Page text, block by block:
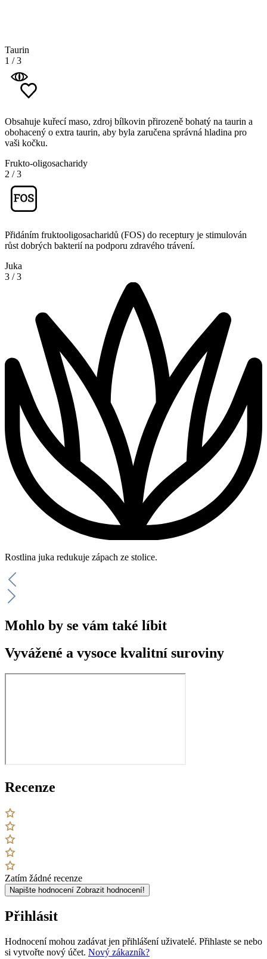
Taurin
1 /3
Obsahuje kuřecí maso, zdroj bílkovin přirozeně bohatý na taurin a
obohacený o extra taurin, aby byla zaručena správná hladina pro
vaši kočku.
Frukto-oligosacharidy
2 /3
Přidáním fruktooligosacharidů (FOS) do receptury je stimulován
růst dobrých bakterií na podporu zdravého trávení.
Juka
3 /3
Rostlina juka redukuje zápach ze stolice.
Mohlo by se vám také líbit
Vyvážené a vysoce kvalitní suroviny
Recenze
Zatím žádné recenze
Napište hodnocení Zobrazit hodnocení!
Přihlásit
Hodnocení mohou zadávat jen přihlášení uživatelé. Přihlaste se nebo
si vytvořte nový účet. Nový zákazník?